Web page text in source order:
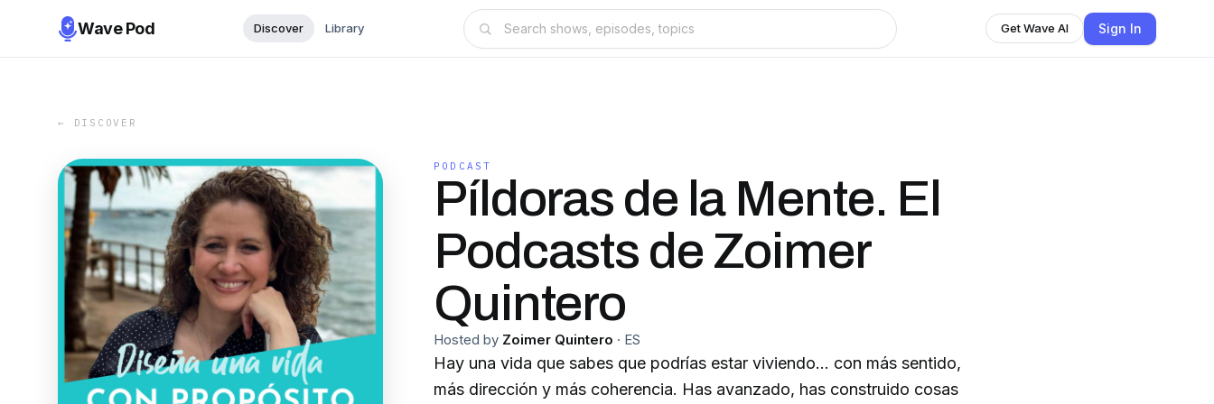
Wave Pod Discover Library Get Wave AI Sign In
← DISCOVER
PODCAST
Píldoras de la Mente. El
Podcasts de Zoimer
Quintero
Hosted by Zoimer Quintero · ES
Hay una vida que sabes que podrías estar viviendo… con más sentido,
más dirección y más coherencia. Has avanzado, has construido cosas